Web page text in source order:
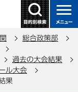
総合政策部
過去の大会結果
ル大会
果